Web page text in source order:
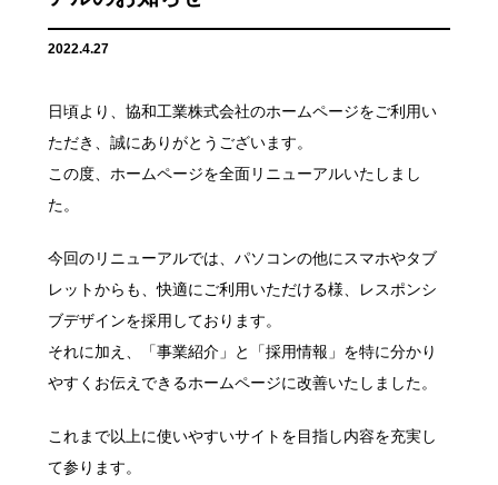
2022.4.27
日頃より、協和工業株式会社のホームページをご利用い
ただき、誠にありがとうございます。
この度、ホームページを全面リニューアルいたしまし
た。
今回のリニューアルでは、パソコンの他にスマホやタブ
レットからも、快適にご利用いただける様、レスポンシ
ブデザインを採用しております。
それに加え、「事業紹介」と「採用情報」を特に分かり
やすくお伝えできるホームページに改善いたしました。
これまで以上に使いやすいサイトを目指し内容を充実し
て参ります。